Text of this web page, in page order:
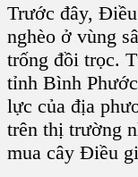
Trước đây,
nghèo ở vùng
trống đồi trọc.
tỉnh Bình
lực của địa
trên thị trường
mua cây Điều